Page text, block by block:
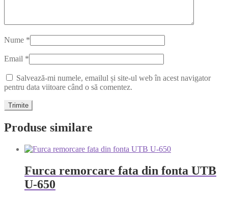
Nume *
Email *
Salvează-mi numele, emailul și site-ul web în acest navigator
pentru data viitoare când o să comentez.
Produse similare
Furca remorcare fata din fonta UTB
U-650